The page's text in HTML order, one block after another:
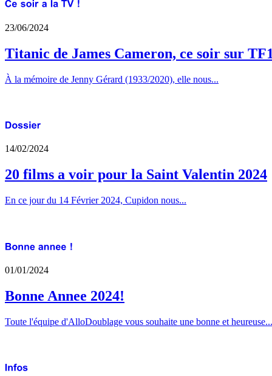
23/06/2024
Titanic de James Cameron, ce soir sur
À la mémoire de Jenny Gérard (1933/2020), elle nous...
14/02/2024
20 films a voir pour la Saint Valentin 2024
En ce jour du 14 Février 2024, Cupidon nous...
01/01/2024
Bonne Annee 2024!
Toute l'équipe d'AlloDoublage vous souhaite une bonne et heureuse...